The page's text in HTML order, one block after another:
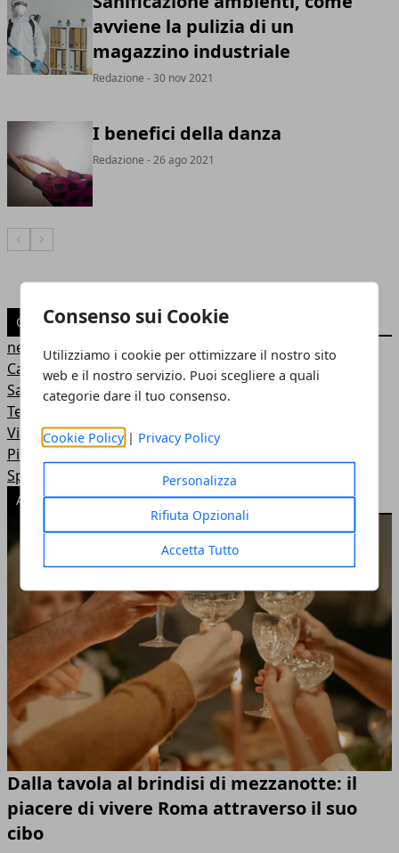
Consenso sui Cookie
Utilizziamo i cookie per ottimizzare il nostro sito
web e il nostro servizio. Puoi scegliere a quali
categorie dare il tuo consenso.
Cookie Policy | Privacy Policy
Personalizza
Rifiuta Opzionali
Accetta Tutto
avviene la pulizia di un
magazzino industriale
Redazione - 30 nov 2021
I benefici della danza
Redazione - 26 ago 2021
Articolo Precedente
Articolo Successivo
CATEGORIE
news
Casa
Salute
Tech
Viaggi
Pianeta Mamma
Sport
ARTICOLI POPOLARI
Dalla tavola al brindisi di mezzanotte: il
piacere di vivere Roma attraverso il suo
cibo